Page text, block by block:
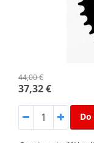
44,00 €
37,32 €